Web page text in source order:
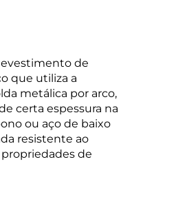
de
que utiliza a
metálica por arco,
certa espessura na
ou aço de baixo
resistente ao
de